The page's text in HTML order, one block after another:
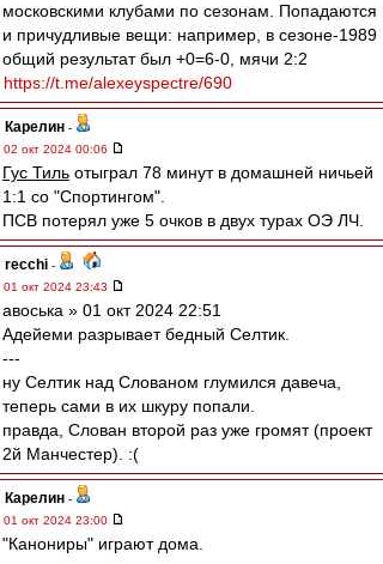
московскими клубами по сезонам. Попадаются
и причудливые вещи: например, в сезоне-1989
общий результат был +0=6-0, мячи 2:2
https://t.me/alexeyspectre/690
Карелин -
02 окт 2024 00:06
Гус Тиль отыграл 78 минут в домашней ничьей
1:1 со "Спортингом".
ПСВ потерял уже 5 очков в двух турах ОЭ ЛЧ.
recchi -
01 окт 2024 23:43
авоська » 01 окт 2024 22:51
Адейеми разрывает бедный Селтик.
---
ну Селтик над Слованом глумился давеча,
теперь сами в их шкуру попали.
правда, Слован второй раз уже громят (проект
2й Манчестер). :(
Карелин -
01 окт 2024 23:00
"Канониры" играют дома.